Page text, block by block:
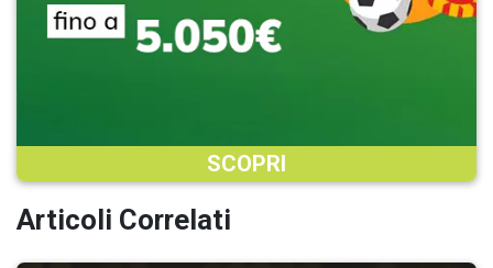
SCOPRI
Articoli Correlati